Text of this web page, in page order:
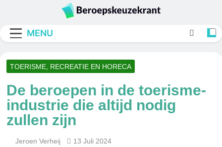
content
MENU
TOERISME, RECREATIE EN HORECA
De beroepen in de toerisme-
industrie die altijd nodig
zullen zijn
Jeroen Verheij 13 Juli 2024